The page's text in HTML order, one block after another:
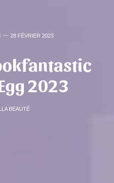
28 FÉVRIER 2023
2023
BEAUTÉ